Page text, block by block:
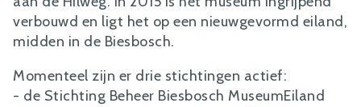
verbouwd en ligt het op een nieuwgevormd eiland,
midden in de Biesbosch.
Momenteel zijn er drie stichtingen actief:
- de Stichting Beheer Biesbosch MuseumEiland